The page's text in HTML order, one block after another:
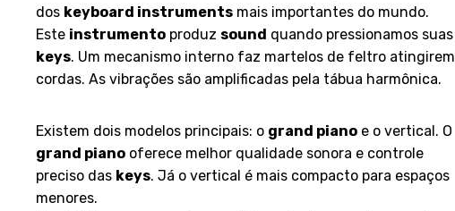
dos keyboard instruments mais importantes do mundo.
Este instrumento produz sound quando pressionamos suas
keys. Um mecanismo interno faz martelos de feltro atingirem
cordas. As vibrações são amplificadas pela tábua harmônica.
Existem dois modelos principais: o grand piano e o vertical. O
grand piano oferece melhor qualidade sonora e controle
preciso das keys. Já o vertical é mais compacto para espaços
menores.